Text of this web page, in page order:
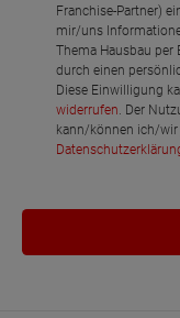
Franchise-Partner)
mir/uns
Thema Hausbau per
durch einen
Diese Einwilligung
widerrufen . Der
kann/können ich/wir